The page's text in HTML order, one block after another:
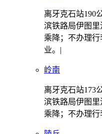
离牙克石站190
滨铁路局伊图
乘降；不办理
业。|
岭南
离牙克石站173
滨铁路局伊图
乘降；不办理行